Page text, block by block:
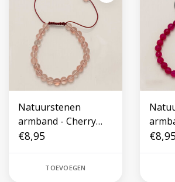
Natuurstenen
armband - Cherry
Quartz
€8,95
TOEVOEGEN